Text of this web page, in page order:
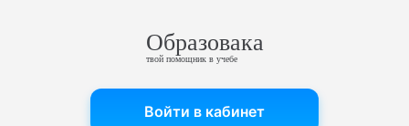
Образовака
твой помощник в учебе
Войти в кабинет